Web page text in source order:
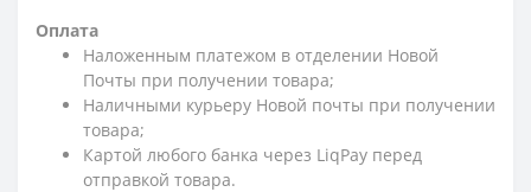
Оплата
Наложенным платежом в отделении Новой
Почты при получении товара;
Наличными курьеру Новой почты при получении
товара;
Картой любого банка через LiqPay перед
отправкой товара.